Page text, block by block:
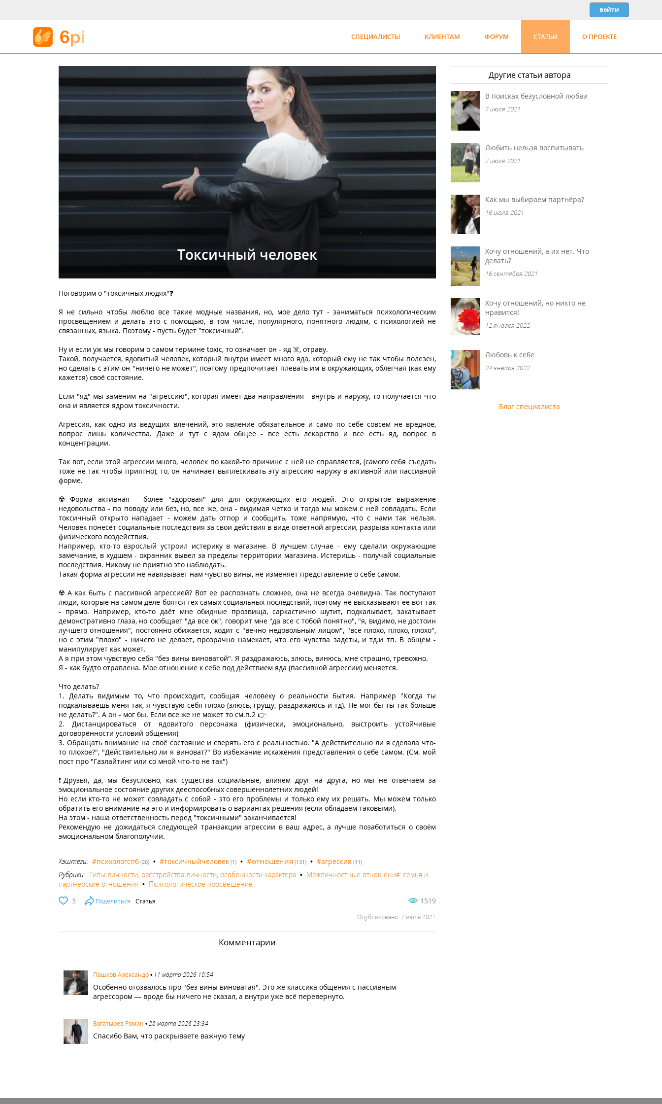
СПЕЦИАЛИСТЫ КЛИЕНТАМ ФОРУМ СТАТЬИ О ПРОЕКТЕ
Токсичный человек
Поговорим о "токсичных людях"❓
Я не сильно чтобы люблю все такие модные названия, но, мое дело тут - заниматься психологическим
просвещением и делать это с помощью, в том числе, популярного, понятного людям, с психологией не
связанных, языка. Поэтому - пусть будет "токсичный".
Ну и если уж мы говорим о самом термине toxic, то означает он - яд ☠️, отраву.
Такой, получается, ядовитый человек, который внутри имеет много яда, который ему не так чтобы полезен,
но сделать с этим он "ничего не может", поэтому предпочитает плевать им в окружающих, облегчая (как ему
кажется) своё состояние.
Если "яд" мы заменим на "агрессию", которая имеет два направления - внутрь и наружу, то получается что
она и является ядром токсичности.
Агрессия, как одно из ведущих влечений, это явление обязательное и само по себе совсем не вредное,
вопрос лишь количества. Даже и тут с ядом общее - все есть лекарство и все есть яд, вопрос в
концентрации.
Так вот, если этой агрессии много, человек по какой-то причине с ней не справляется, (самого себя съедать
тоже не так чтобы приятно), то, он начинает выплёскивать эту агрессию наружу в активной или пассивной
форме.
☢️ Форма активная - более "здоровая" для для окружающих его людей. Это открытое выражение
недовольства - по поводу или без, но, все же, она - видимая четко и тогда мы можем с ней совладать. Если
токсичный открыто нападает - можем дать отпор и сообщить, тоже напрямую, что с нами так нельзя.
Человек понесёт социальные последствия за свои действия в виде ответной агрессии, разрыва контакта или
физического воздействия.
Например, кто-то взрослый устроил истерику в магазине. В лучшем случае - ему сделали окружающие
замечание, в худшем - охранник вывел за пределы территории магазина. Истеришь - получай социальные
последствия. Никому не приятно это наблюдать.
Такая форма агрессии не навязывает нам чувство вины, не изменяет представление о себе самом.
☢️ А как быть с пассивной агрессией? Вот ее распознать сложнее, она не всегда очевидна. Так поступают
люди, которые на самом деле боятся тех самых социальных последствий, поэтому не высказывают ее вот так
- прямо. Например, кто-то даёт мне обидные прозвища, саркастично шутит, подкалывает, закатывает
демонстративно глаза, но сообщает "да все ок", говорит мне "да все с тобой понятно", "я, видимо, не достоин
лучшего отношения", постоянно обижается, ходит с "вечно недовольным лицом", "все плохо, плохо, плохо",
но с этим "плохо" - ничего не делает, прозрачно намекает, что его чувства задеты, и тд.и тп. В общем -
манипулирует как может.
А я при этом чувствую себя "без вины виноватой". Я раздражаюсь, злюсь, винюсь, мне страшно, тревожно.
Я - как будто отравлена. Мое отношение к себе под действием яда (пассивной агрессии) меняется.
Что делать?
1. Делать видимым то, что происходит, сообщая человеку о реальности бытия. Например "Когда ты
подкалываешь меня так, я чувствую себя плохо (злюсь, грущу, раздражаюсь и тд). Не мог бы ты так больше
не делать?". А он - мог бы. Если все же не может то см.п.2 👉
2. Дистанцироваться от ядовитого персонажа (физически, эмоционально, выстроить устойчивые
договорённости условий общения)
3. Обращать внимание на своё состояние и сверять его с реальностью. "А действительно ли я сделала что-
то плохое?", "Действительно ли я виноват?" Во избежание искажения представления о себе самом. (См. мой
пост про "Газлайтинг или со мной что-то не так")
❗️Друзья, да, мы безусловно, как существа социальные, влияем друг на друга, но мы не отвечаем за
эмоциональное состояние других дееспособных совершеннолетних людей!
Но если кто-то не может совладать с собой - это его проблемы и только ему их решать. Мы можем только
обратить его внимание на это и информировать о вариантах решения (если обладаем таковыми).
На этом - наша ответственность перед "токсичными" заканчивается!
Рекомендую не дожидаться следующей транзакции агрессии в ваш адрес, а лучше позаботиться о своём
эмоциональном благополучии.
Хэштеги: #психологспб(26)• #токсичныйчеловек(1)• #отношения (131)• #агрессия (11)
Рубрики: Типы личности, расстройства личности, особенности характера• Межличностные отношения: семья и
партнерские отношения• Психологическое просвещение
3
Поделиться Статья 1519
Опубликовано: 7 июля 2021
Комментарии
2070 Пашков Александр• 11 марта 2026 10:54
Особенно отозвалось про "без вины виноватая". Это же классика общения с пассивным
агрессором — вроде бы ничего не сказал, а внутри уже всё перевернуто.
2564 Богатырев Роман •28 марта 2026 23:34
Спасибо Вам, что раскрываете важную тему
Другие статьи автора
В поисках безусловной любви
7 июля 2021
Любить нельзя воспитывать
7 июля 2021
Как мы выбираем партнёра?
16 июля 2021
Хочу отношений, а их нет. Что
делать?
16 сентября 2021
Хочу отношений, но никто не
нравится!
12 января 2022
Любовь к себе
24 января 2022
Блог специалиста